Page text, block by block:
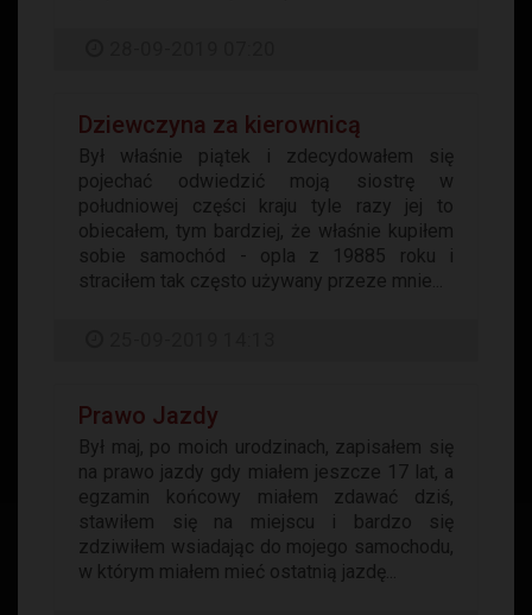
Dziewczyna za kierownicą
Był właśnie piątek i zdecydowałem się
pojechać odwiedzić moją siostrę w
południowej części kraju tyle razy jej to
obiecałem, tym bardziej, że właśnie kupiłem
sobie samochód - opla z 19885 roku i
straciłem tak często używany przeze mnie...
Prawo Jazdy
Był maj, po moich urodzinach, zapisałem się
na prawo jazdy gdy miałem jeszcze 17 lat, a
egzamin końcowy miałem zdawać dziś,
stawiłem się na miejscu i bardzo się
zdziwiłem wsiadając do mojego samochodu,
w którym miałem mieć ostatnią jazdę...